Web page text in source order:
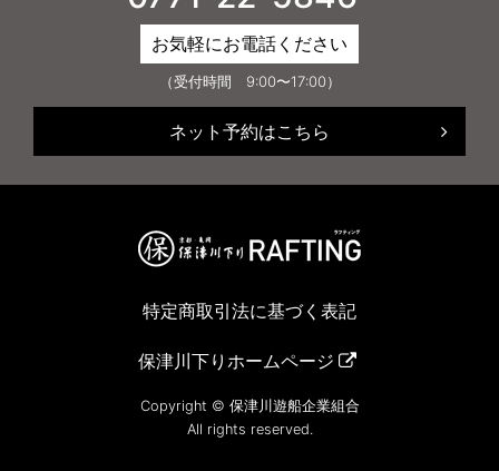
お気軽にお電話ください
（受付時間 9:00〜17:00）
ネット予約はこちら
特定商取引法に基づく表記
保津川下りホームページ
Copyright © 保津川遊船企業組合
All rights reserved.